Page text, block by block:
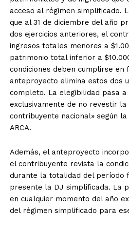
acceso al régimen simplificado.
que al 31 de diciembre del año
dos ejercicios anteriores, el
ingresos totales menores a
patrimonio total inferior a
condiciones deben cumplirse en
anteproyecto elimina estos dos
completo. La elegibilidad pasa a
exclusivamente de no revestir la
contribuyente nacional» según
ARCA.
Además, el anteproyecto
el contribuyente revista la
durante la totalidad del período
presente la DJ simplificada. La
en cualquier momento del año
del régimen simplificado para